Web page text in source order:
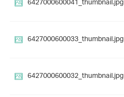
6427000600033_thumbnail.jpg
6427000600032_thumbnail.jpg